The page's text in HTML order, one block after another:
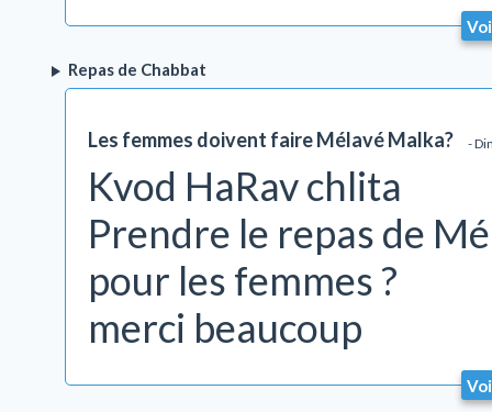
Repas de Chabbat
Les femmes doivent faire Mélavé Malka? -
Kvod HaRav chlita
Prendre le repas de
pour les femmes ?
merci beaucoup